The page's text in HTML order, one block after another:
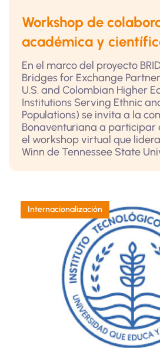
Workshop de
académica y
En el marco del proyecto
Bridges for Exchange
U.S. and Colombian Higher
Institutions Serving Ethnic
Populations) se invita a la
Bonaventuriana a participar
el workshop virtual que
Winn de Tennessee State
Internacionalización